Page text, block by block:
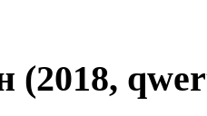
(2018,